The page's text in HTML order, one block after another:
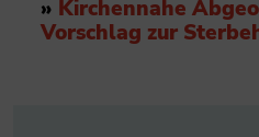
» Kirchennahe
Vorschlag zur